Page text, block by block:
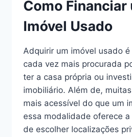
Como Financiar
Imóvel Usado
Adquirir um imóvel usado
cada vez mais procurada
ter a casa própria ou
imobiliário. Além de,
mais acessível do que um
essa modalidade oferece
de escolher localizações